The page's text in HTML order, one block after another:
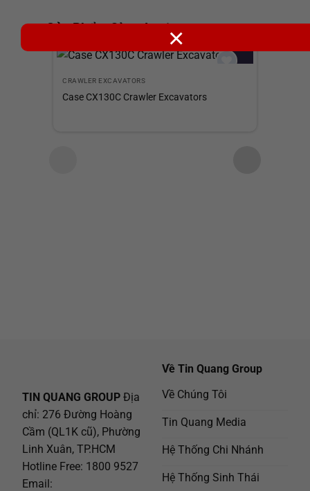
×
Sản Phẩm Cùng Loại
CRAWLER EXCAVATORS
Case CX130C Crawler Excavators
TIN QUANG GROUP Địa
chỉ: 276 Đường Hoàng
Cầm (QL1K cũ), Phường
Linh Xuân, TP.HCM
Hotline Free: 1800 9527
Email:
Về Tin Quang Group
Về Chúng Tôi
Tin Quang Media
Hệ Thống Chi Nhánh
Hệ Thống Sinh Thái